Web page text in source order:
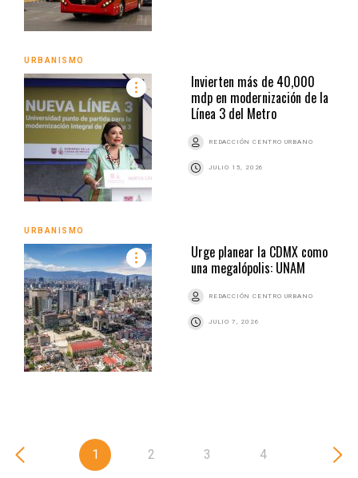
URBANISMO
Invierten más de 40,000
mdp en modernización de la
Línea 3 del Metro
REDACCIÓN CENTRO URBANO
JULIO 15, 2026
URBANISMO
Urge planear la CDMX como
una megalópolis: UNAM
REDACCIÓN CENTRO URBANO
JULIO 7, 2026
1 2 3 4